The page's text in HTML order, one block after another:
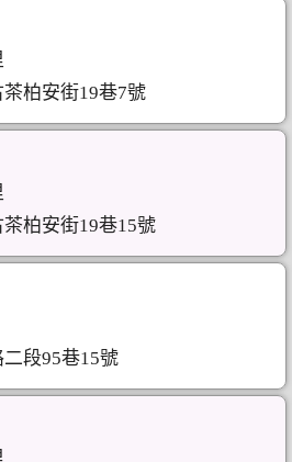
柏安街19巷7號
柏安街19巷15號
段95巷15號